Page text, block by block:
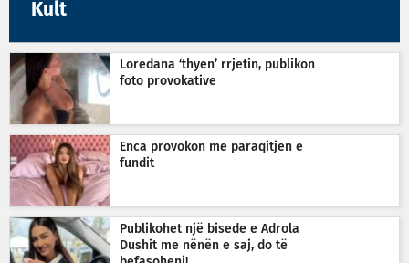
Kult
Loredana ‘thyen’ rrjetin, publikon
foto provokative
Enca provokon me paraqitjen e
fundit
Publikohet një bisede e Adrola
Dushit me nënën e saj, do të